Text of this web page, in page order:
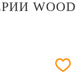
WOOD